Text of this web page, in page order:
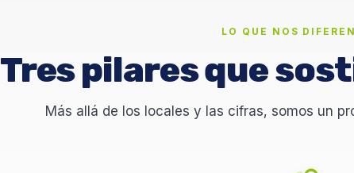
LO QUE NOS
Tres pilares que
Más allá de los locales y las cifras, somos un